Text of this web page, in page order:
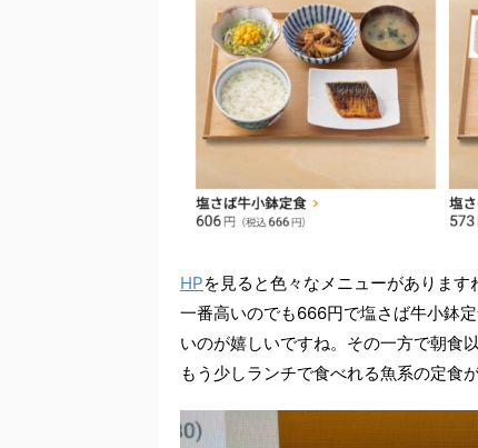
HPを見ると色々なメニューがありま
一番高いのでも666円で塩さば牛小鉢
いのが嬉しいですね。その一方で朝食
もう少しランチで食べれる魚系の定食